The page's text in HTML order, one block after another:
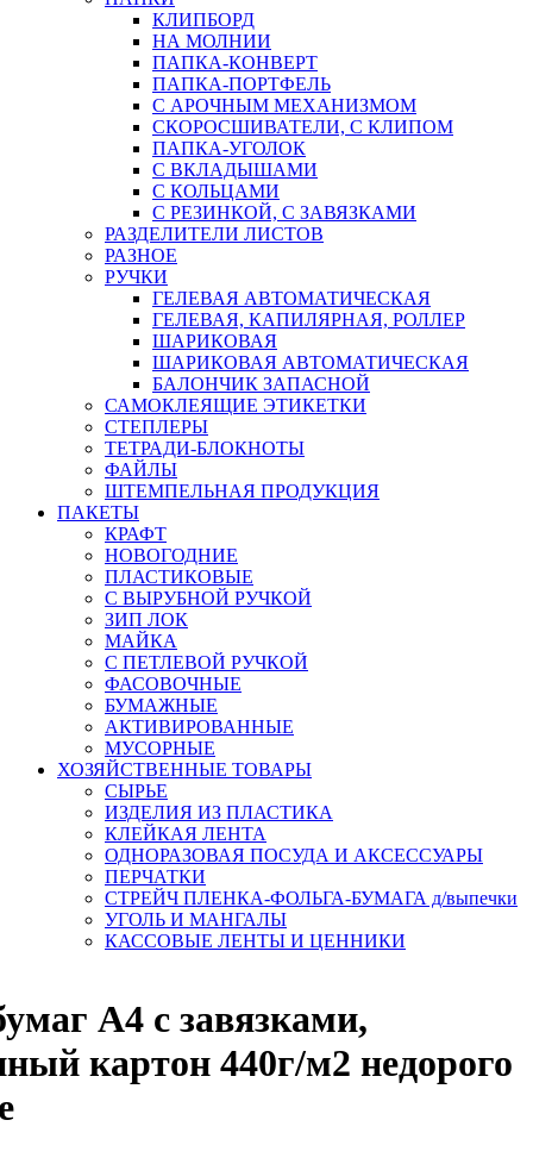
КЛИПБОРД
НА МОЛНИИ
ПАПКА-КОНВЕРТ
ПАПКА-ПОРТФЕЛЬ
С АРОЧНЫМ МЕХАНИЗМОМ
СКОРОСШИВАТЕЛИ, С КЛИПОМ
ПАПКА-УГОЛОК
С ВКЛАДЫШАМИ
С КОЛЬЦАМИ
С РЕЗИНКОЙ, С ЗАВЯЗКАМИ
РАЗДЕЛИТЕЛИ ЛИСТОВ
РАЗНОЕ
РУЧКИ
ГЕЛЕВАЯ АВТОМАТИЧЕСКАЯ
ГЕЛЕВАЯ, КАПИЛЯРНАЯ, РОЛЛЕР
ШАРИКОВАЯ
ШАРИКОВАЯ АВТОМАТИЧЕСКАЯ
БАЛОНЧИК ЗАПАСНОЙ
САМОКЛЕЯЩИЕ ЭТИКЕТКИ
СТЕПЛЕРЫ
ТЕТРАДИ-БЛОКНОТЫ
ФАЙЛЫ
ШТЕМПЕЛЬНАЯ ПРОДУКЦИЯ
ПАКЕТЫ
КРАФТ
НОВОГОДНИЕ
ПЛАСТИКОВЫЕ
С ВЫРУБНОЙ РУЧКОЙ
ЗИП ЛОК
МАЙКА
С ПЕТЛЕВОЙ РУЧКОЙ
ФАСОВОЧНЫЕ
БУМАЖНЫЕ
АКТИВИРОВАННЫЕ
МУСОРНЫЕ
ХОЗЯЙСТВЕННЫЕ ТОВАРЫ
СЫРЬЕ
ИЗДЕЛИЯ ИЗ ПЛАСТИКА
КЛЕЙКАЯ ЛЕНТА
ОДНОРАЗОВАЯ ПОСУДА И АКСЕССУАРЫ
ПЕРЧАТКИ
СТРЕЙЧ ПЛЕНКА-ФОЛЬГА-БУМАГА д/выпечки
УГОЛЬ И МАНГАЛЫ
КАССОВЫЕ ЛЕНТЫ И ЦЕННИКИ
A4 c завязками,
картон 440г/м2 недорого